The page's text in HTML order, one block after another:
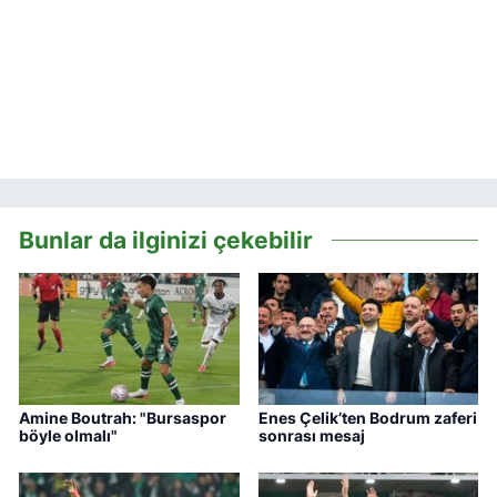
Bunlar da ilginizi çekebilir
Amine Boutrah: "Bursaspor
böyle olmalı"
Enes Çelik’ten Bodrum zaferi
sonrası mesaj